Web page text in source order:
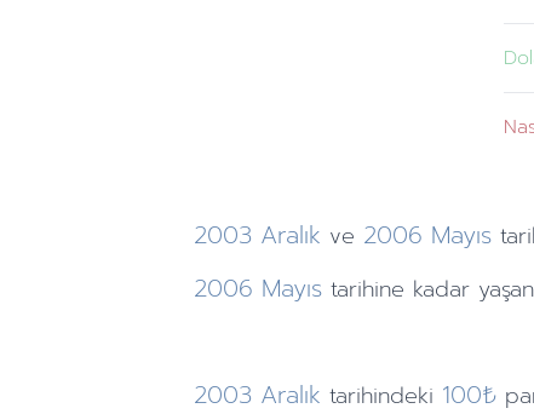
2003 Aralık ve 2006 Mayıs
2006 Mayıs tarihine kadar
2003 Aralık tarihindeki 100₺